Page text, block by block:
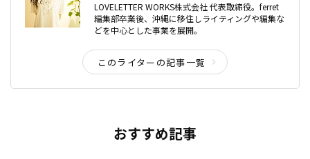
LOVELETTER WORKS株式会社 代表取締役。ferret
編集部卒業後、沖縄に移住しライティングや編集な
どを中心とした事業を展開。
このライターの記事一覧
おすすめ記事